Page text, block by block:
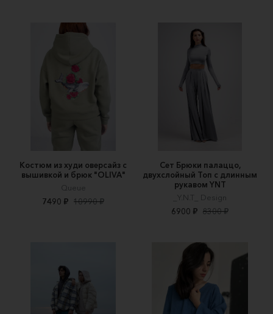
Костюм из худи оверсайз с
вышивкой и брюк "OLIVA"
Queue
7490 ₽ 10990 ₽
Сет Брюки палаццо,
двухслойный Топ с длинным
рукавом YNT
_Y.N.T_ Design
6900 ₽ 8300 ₽